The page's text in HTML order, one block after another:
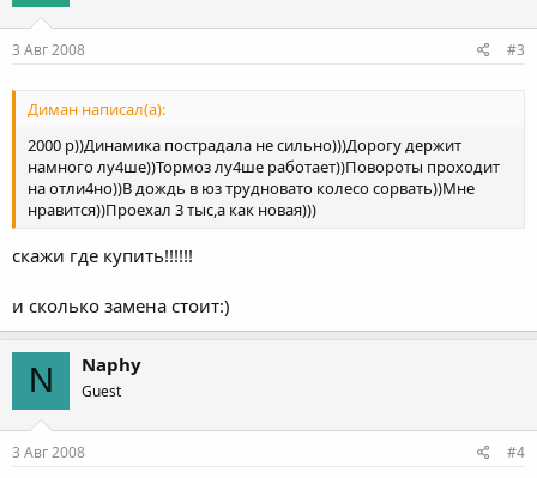
3 Авг 2008 #3
Диман написал(а):
2000 р))Динамика пострадала не сильно)))Дорогу держит
намного лу4ше))Тормоз лу4ше работает))Повороты проходит
на отли4но))В дождь в юз трудновато колесо сорвать))Мне
нравится))Проехал 3 тыс,а как новая)))
скажи где купить!!!!!!
и сколько замена стоит:)
N Naphy
Guest
3 Авг 2008 #4